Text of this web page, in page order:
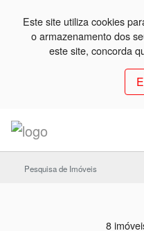
Este site utiliza cookies
o armazenamento dos
este site, concorda
Pesquisa de Imóveis
8